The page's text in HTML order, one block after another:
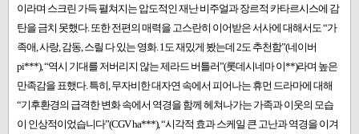
이라며 스크린 가득 펼쳐지는 압도적인 재난 비주얼과 장르적 카타르시스에 감
탄을 금치 못했다. 또한 전편의 매력을 고스란히 이어받은 서사에 대해서도 “가
족애, 사랑, 감동, 스릴 다 있는 영화. 1도 재밌게 봤는데 2도 추천함”(네이버
pi***), “역시 기대를 저버리지 않는 제라드 버틀러”(롯데시네마 이**)라며 높은
만족감을 표했다. 특히, 무자비한 대자연 속에서 피어나는 휴먼 드라마에 대해
“기후환경의 급격한 변화 속에서 역경을 함께 헤쳐나가는 가족과 이웃의 모습
이 인상적이었습니다”(CGV ha***), “시각적 효과 스케일 큰 고난과 역경을 이겨